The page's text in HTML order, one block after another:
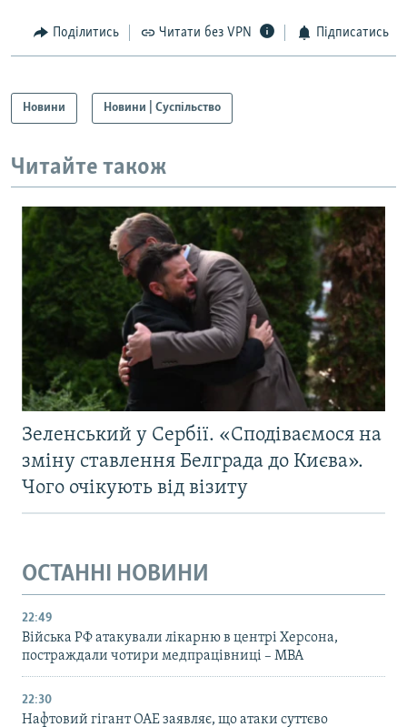
Поділитись Читати без VPN Підписатись
Новини Новини | Суспільство
Читайте також
Зеленський у Сербії. «Сподіваємося на
зміну ставлення Белграда до Києва».
Чого очікують від візиту
ОСТАННІ НОВИНИ
22:49
Війська РФ атакували лікарню в центрі Херсона,
постраждали чотири медпрацівниці – МВА
22:30
Нафтовий гігант ОАЕ заявляє, що атаки суттєво